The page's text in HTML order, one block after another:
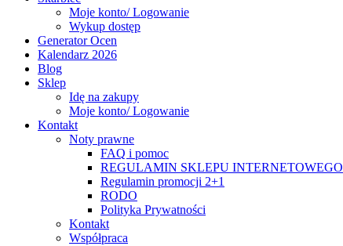
Moje konto/ Logowanie
Wykup dostęp
Generator Ocen
Kalendarz 2026
Blog
Sklep
Idę na zakupy
Moje konto/ Logowanie
Kontakt
Noty prawne
FAQ i pomoc
REGULAMIN SKLEPU INTERNETOWEGO
Regulamin promocji 2+1
RODO
Polityka Prywatności
Kontakt
Współpraca